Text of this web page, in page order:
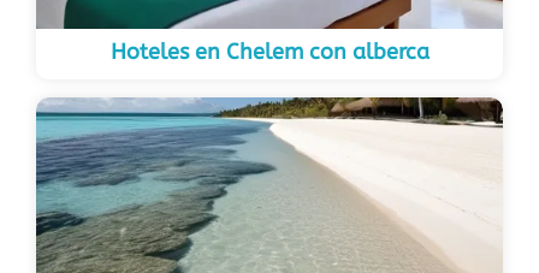
Hoteles en Chelem con alberca